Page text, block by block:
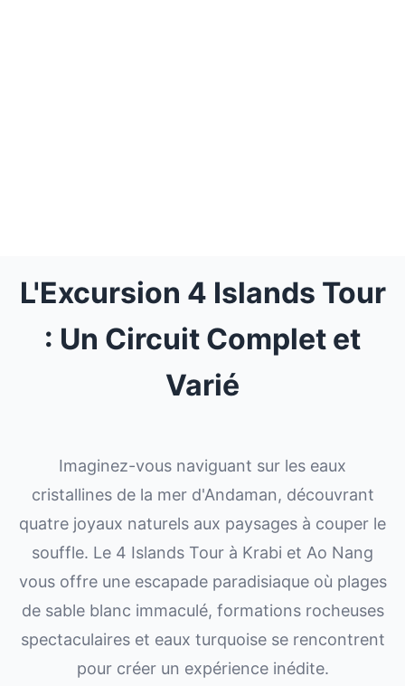
L'Excursion 4 Islands Tour
: Un Circuit Complet et
Varié
Imaginez-vous naviguant sur les eaux
cristallines de la mer d'Andaman, découvrant
quatre joyaux naturels aux paysages à couper le
souffle. Le 4 Islands Tour à Krabi et Ao Nang
vous offre une escapade paradisiaque où plages
de sable blanc immaculé, formations rocheuses
spectaculaires et eaux turquoise se rencontrent
pour créer un expérience inédite.